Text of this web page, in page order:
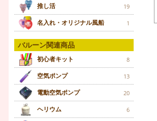
推し活 19
名入れ・オリジナル風船 1
バルーン関連商品
初心者キット 8
空気ポンプ 13
電動空気ポンプ 20
ヘリウム 6